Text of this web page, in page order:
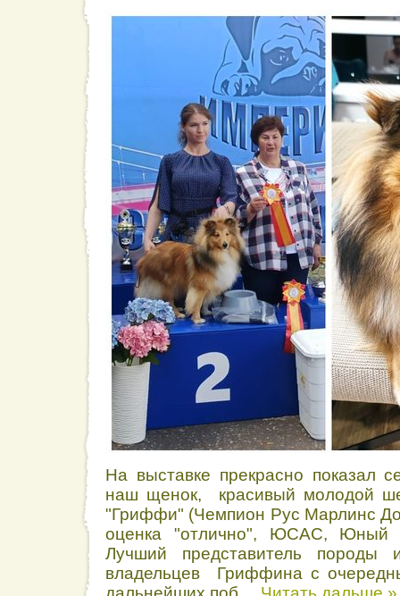
На выставке прекрасно показал
наш щенок, красивый молодой
"Гриффи" (Чемпион Рус Марлинс
оценка "отлично", ЮСАС, Юный
Лучший представитель породы
владельцев Гриффина с